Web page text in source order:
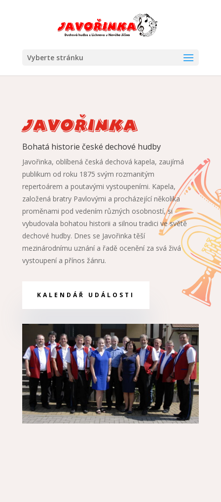
Vyberte stránku
Javořinka
Bohatá historie české dechové hudby
Javořinka, oblíbená česká dechová kapela, zaujímá
publikum od roku 1875 svým rozmanitým
repertoárem a poutavými vystoupeními. Kapela,
založená bratry Pavlovými a procházející několika
proměnami pod vedením různých osobností, si
vybudovala bohatou historii a silnou tradici ve světě
dechové hudby. Dnes se Javořinka těší
mezinárodnímu uznání a řadě ocenění za svá živá
vystoupení a přínos žánru.
KALENDÁŘ UDÁLOSTI